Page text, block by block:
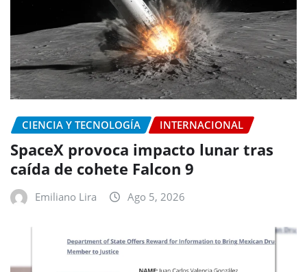
CIENCIA Y TECNOLOGÍA INTERNACIONAL
SpaceX provoca impacto lunar tras
caída de cohete Falcon 9
Emiliano Lira Ago 5, 2026